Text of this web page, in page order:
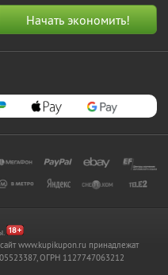
www.kupikupon.ru принадлежат
ОГРН 1127747063212